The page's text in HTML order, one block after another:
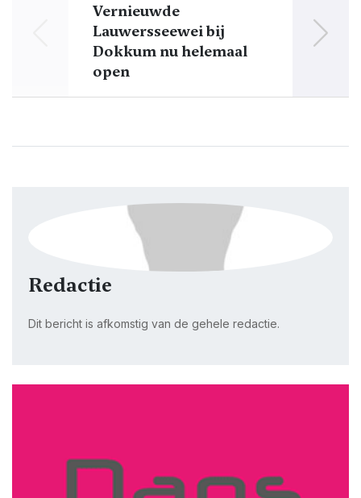
Vernieuwde
Lauwersseewei bij
Dokkum nu helemaal
open
Redactie
Dit bericht is afkomstig van de gehele redactie.